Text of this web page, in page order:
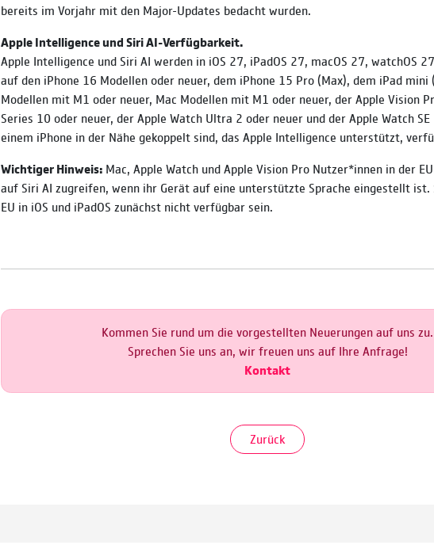
bereits im Vorjahr mit den Major-Updates bedacht wurden.
Apple Intelligence und Siri AI-Verfügbarkeit.
Apple Intelligence und Siri AI werden in iOS 27, iPadOS 27, macOS 27, watchOS
auf den iPhone 16 Modellen oder neuer, dem iPhone 15 Pro (Max), dem iPad mini
Modellen mit M1 oder neuer, Mac Modellen mit M1 oder neuer, der Apple Vision
Series 10 oder neuer, der Apple Watch Ultra 2 oder neuer und der Apple Watch
einem iPhone in der Nähe gekoppelt sind, das Apple Intelligence unterstützt,
Wichtiger Hinweis: Mac, Apple Watch und Apple Vision Pro Nutzer*innen in der
auf Siri AI zugreifen, wenn ihr Gerät auf eine unterstützte Sprache eingestellt
EU in iOS und iPadOS zunächst nicht verfügbar sein.
Kommen Sie rund um die vorgestellten Neuerungen auf uns zu.
Sprechen Sie uns an, wir freuen uns auf Ihre Anfrage!
Kontakt
Zurück